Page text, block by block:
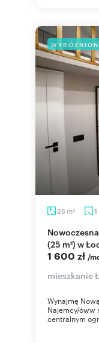
25 m2 1
Nowoczesna mikrokawalerka z antresolą
(25 m²) w
1 600 zł /
mieszkanie
Wynajmę
Najemcy/óww
centralnym